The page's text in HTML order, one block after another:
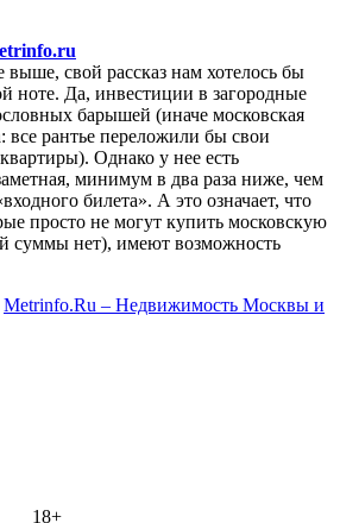
выше, свой рассказ нам хотелось бы
ноте. Да, инвестиции в загородные
барышей (иначе московская
все рантье переложили бы свои
Однако у нее есть
минимум в два раза ниже, чем
билета». А это означает, что
просто не могут купить московскую
суммы нет), имеют возможность
Metrinfo.Ru – Недвижимость Москвы и
18+